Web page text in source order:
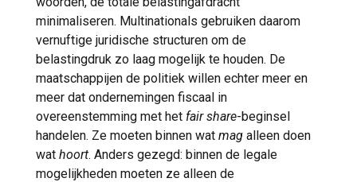
minimaliseren. Multinationals gebruiken daarom
vernuftige juridische structuren om de
belastingdruk zo laag mogelijk te houden. De
maatschappijen de politiek willen echter meer en
meer dat ondernemingen fiscaal in
overeenstemming met het fair share-beginsel
handelen. Ze moeten binnen wat mag alleen doen
wat hoort. Anders gezegd: binnen de legale
mogelijkheden moeten ze alleen de